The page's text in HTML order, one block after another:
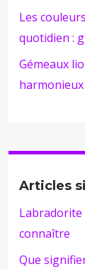
Les
quotidien :
Gémeaux
harmonieux
Articles
Labradorite
connaître
Que